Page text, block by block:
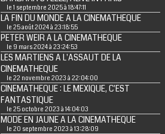
le 1 septembre 2025 à 18:47:11
LA FIN DU MONDE A LA CINEMATHEQUE
le 25 août 2024 à 23:18:55
PETER WEIR A LA CINEMATHEQUE
le 9 mars 2024 à 23:24:53
LES MARTIENS A L'ASSAUT DE LA
CINEMATHEQUE
le 22 novembre 2023 à 22:04:00
CINEMATHEQUE : LE MEXIQUE, C'EST
FANTASTIQUE
le 25 octobre 2023 à 14:04:03
MODE EN JAUNE A LA CINEMATHEQUE
le 20 septembre 2023 à 13:28:09